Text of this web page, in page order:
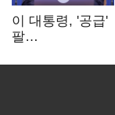
이 대통령, '공급'
팔
여 내부선